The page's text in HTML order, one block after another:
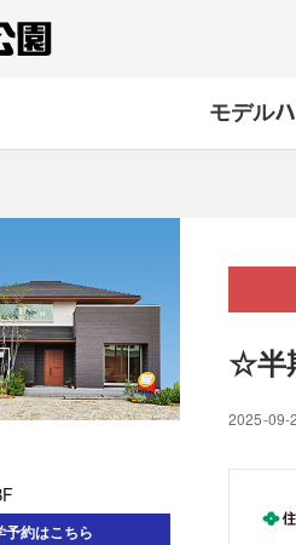
モデル
予約はこちら
☆半
2025-09-